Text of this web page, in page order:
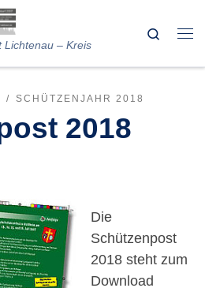
Lichtenau – Kreis
Search
SCHÜTZENJAHR 2018
2018
Die
Schützenpost
2018 steht zum
Download